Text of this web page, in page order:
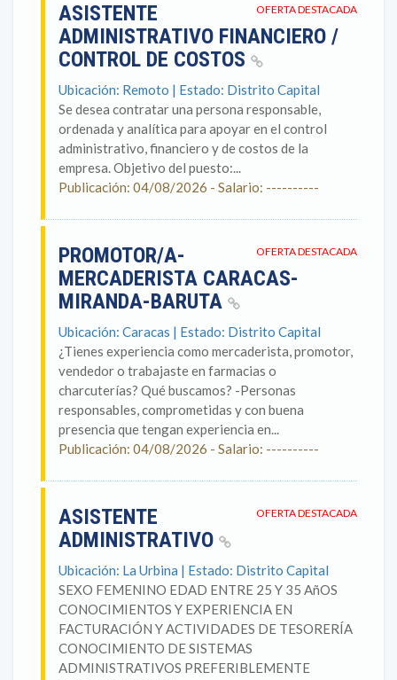
OFERTA DESTACADA
ASISTENTE
ADMINISTRATIVO FINANCIERO /
CONTROL DE COSTOS
Ubicación: Remoto | Estado: Distrito Capital
Se desea contratar una persona responsable,
ordenada y analítica para apoyar en el control
administrativo, financiero y de costos de la
empresa. Objetivo del puesto:...
Publicación: 04/08/2026 - Salario: ----------
OFERTA DESTACADA
PROMOTOR/A-
MERCADERISTA CARACAS-
MIRANDA-BARUTA
Ubicación: Caracas | Estado: Distrito Capital
¿Tienes experiencia como mercaderista, promotor,
vendedor o trabajaste en farmacias o
charcuterías? Qué buscamos? -Personas
responsables, comprometidas y con buena
presencia que tengan experiencia en...
Publicación: 04/08/2026 - Salario: ----------
OFERTA DESTACADA
ASISTENTE
ADMINISTRATIVO
Ubicación: La Urbina | Estado: Distrito Capital
SEXO FEMENINO EDAD ENTRE 25 Y 35 AñOS
CONOCIMIENTOS Y EXPERIENCIA EN
FACTURACIÓN Y ACTIVIDADES DE TESORERÍA
CONOCIMIENTO DE SISTEMAS
ADMINISTRATIVOS PREFERIBLEMENTE